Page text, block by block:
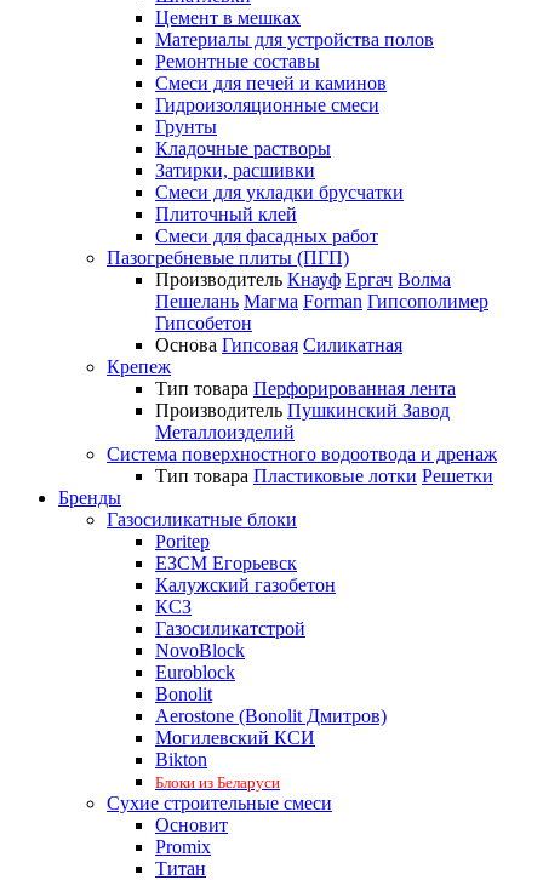
Цемент в мешках
Материалы для устройства полов
Ремонтные составы
Смеси для печей и каминов
Гидроизоляционные смеси
Грунты
Кладочные растворы
Затирки, расшивки
Смеси для укладки брусчатки
Плиточный клей
Смеси для фасадных работ
Пазогребневые плиты (ПГП)
Производитель Кнауф Ергач Волма
Пешелань Магма Forman Гипсополимер
Гипсобетон
Основа Гипсовая Силикатная
Крепеж
Тип товара Перфорированная лента
Производитель Пушкинский Завод
Металлоизделий
Система поверхностного водоотвода и дренаж
Тип товара Пластиковые лотки Решетки
Бренды
Газосиликатные блоки
Poritep
ЕЗСМ Егорьевск
Калужский газобетон
КСЗ
Газосиликатстрой
NovoBlock
Euroblock
Bonolit
Aerostone (Bonolit Дмитров)
Могилевский КСИ
Bikton
Блоки из Беларуси
Сухие строительные смеси
Основит
Promix
Титан